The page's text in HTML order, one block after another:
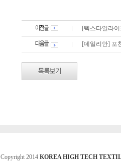
[텍스타일라
[데일리안] 포
Copyright 2014 KOREA HIGH TECH